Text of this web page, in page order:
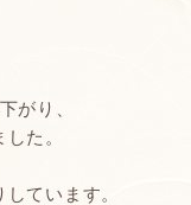
がり、
た。
ています。